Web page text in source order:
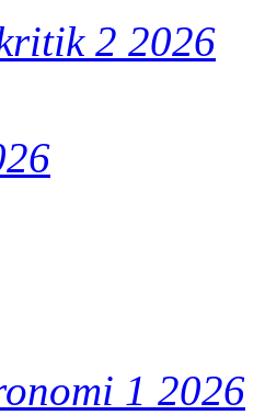
2 2026
1 2026